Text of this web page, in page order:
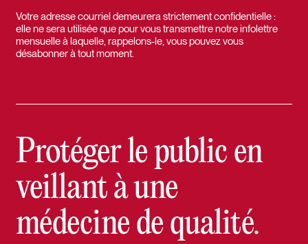
Votre adresse courriel demeurera strictement confidentielle :
elle ne sera utilisée que pour vous transmettre notre infolettre
mensuelle à laquelle, rappelons-le, vous pouvez vous
désabonner à tout moment.
Protéger le public en
veillant à une
médecine de qualité.